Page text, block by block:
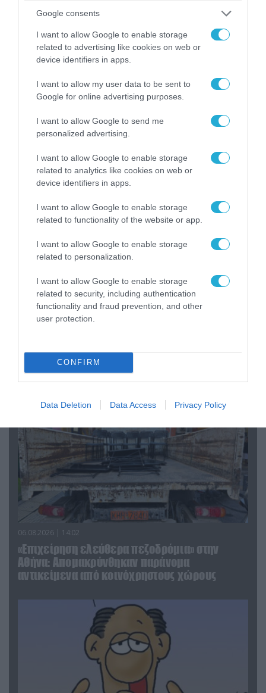
Google consents
I want to allow Google to enable storage
related to advertising like cookies on web or
device identifiers in apps.
I want to allow my user data to be sent to
Google for online advertising purposes.
I want to allow Google to send me
personalized advertising.
I want to allow Google to enable storage
related to analytics like cookies on web or
device identifiers in apps.
I want to allow Google to enable storage
related to functionality of the website or app.
I want to allow Google to enable storage
related to personalization.
I want to allow Google to enable storage
related to security, including authentication
functionality and fraud prevention, and other
user protection.
CONFIRM
Data Deletion Data Access Privacy Policy
07.08.2026 | 02:02
Στο Βελιγράδι ο Β.Ζελένσκι: «Πρέπει να
στρατόπεδο της Ρωσίας»
07.08.2026 | 08:02
Οι ρωσικές δυνάμεις απέχουν μόλις 5 χλμ.
από Σλαβιάνσκ και Κραματόρσκ στο Ντονέτσκ
ΠΟΛΙΤΙΚΗ
06.08.2026 | 14:02
«Επιχείρηση ελεύθερα πεζοδρόμια» στην
Αθήνα: Απομακρύνθηκαν παράνομα
αντικείμενα από κοινόχρηστους χώρους